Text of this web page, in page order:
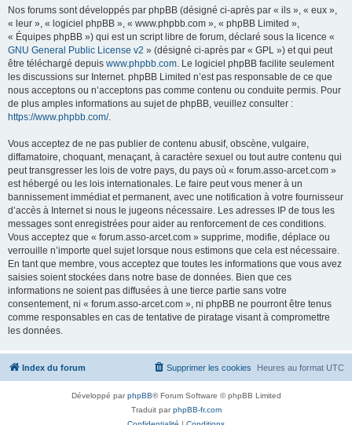
Nos forums sont développés par phpBB (désigné ci-après par « ils », « eux »,
« leur », « logiciel phpBB », « www.phpbb.com », « phpBB Limited »,
« Équipes phpBB ») qui est un script libre de forum, déclaré sous la licence «
GNU General Public License v2 » (désigné ci-après par « GPL ») et qui peut
être téléchargé depuis www.phpbb.com. Le logiciel phpBB facilite seulement
les discussions sur Internet. phpBB Limited n’est pas responsable de ce que
nous acceptons ou n’acceptons pas comme contenu ou conduite permis. Pour
de plus amples informations au sujet de phpBB, veuillez consulter :
https://www.phpbb.com/.
Vous acceptez de ne pas publier de contenu abusif, obscène, vulgaire,
diffamatoire, choquant, menaçant, à caractère sexuel ou tout autre contenu qui
peut transgresser les lois de votre pays, du pays où « forum.asso-arcet.com »
est hébergé ou les lois internationales. Le faire peut vous mener à un
bannissement immédiat et permanent, avec une notification à votre fournisseur
d’accès à Internet si nous le jugeons nécessaire. Les adresses IP de tous les
messages sont enregistrées pour aider au renforcement de ces conditions.
Vous acceptez que « forum.asso-arcet.com » supprime, modifie, déplace ou
verrouille n’importe quel sujet lorsque nous estimons que cela est nécessaire.
En tant que membre, vous acceptez que toutes les informations que vous avez
saisies soient stockées dans notre base de données. Bien que ces
informations ne soient pas diffusées à une tierce partie sans votre
consentement, ni « forum.asso-arcet.com », ni phpBB ne pourront être tenus
comme responsables en cas de tentative de piratage visant à compromettre
les données.
Index du forum Heures au format UTC
Supprimer les cookies
Développé parphpBB® Forum Software © phpBB Limited
Traduit parphpBB-fr.com